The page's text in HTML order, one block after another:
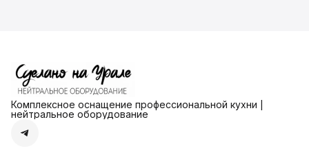
Комплексное оснащение профессиональной кухни |
нейтральное оборудование